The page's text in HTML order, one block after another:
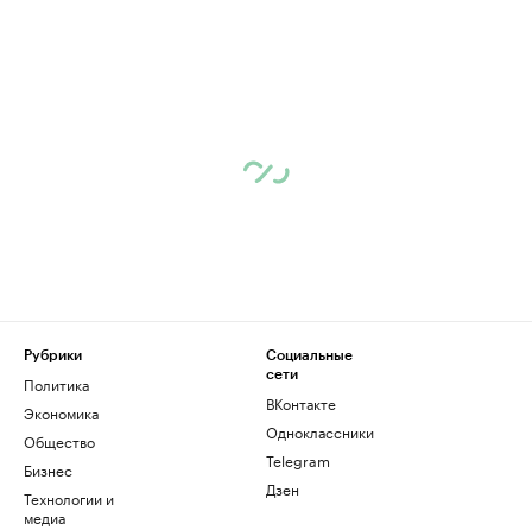
Рубрики
Политика
Экономика
Общество
Бизнес
Технологии и
медиа
Социальные
сети
ВКонтакте
Одноклассники
Telegram
Дзен